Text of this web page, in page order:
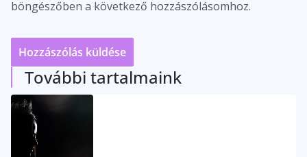
böngészőben a következő hozzászólásomhoz.
További tartalmaink